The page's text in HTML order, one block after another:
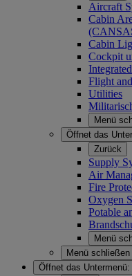
Aircraft
Cabin
Cabin
Cockpit
Flight
Utilities
Menü
Öffnet das
Zurück
Supply
Air
Fire
Oxygen
Potable
Menü
Menü schließen
Öffnet das Untermenü: